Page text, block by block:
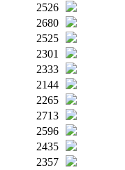
2526
2680
2525
2301
2333
2144
2265
2713
2596
2435
2357